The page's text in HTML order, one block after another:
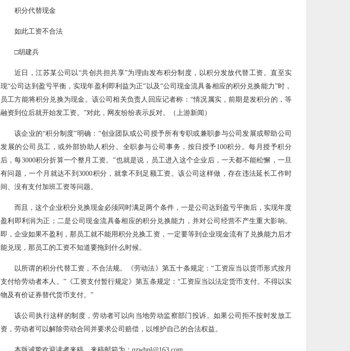
积分代替现金
如此工资不合法
□胡建兵
近日，江苏某公司以“共创共担共享”为理由发布积分制度，以积分发放代替工资。直至实
现“公司达到盈亏平衡，实现年盈利即利益为正”以及“公司现金流具备相应的积分兑换能力”时，
员工方能将积分兑换为现金。该公司相关负责人回应记者称：“情况属实，前期是发积分的，等
融资到位后就开始发工资。”对此，网友纷纷表示反对。（上游新闻）
该企业的“积分制度”明确：“创业团队或公司授予所有专职或兼职参与公司发展或帮助公司
发展的公司员工，或外部协助人积分。全职参与公司事务，按日授予100积分。每月授予积分
后，每3000积分折算一个整月工资。”也就是说，员工进入这个企业后，一天都不能松懈，一旦
有问题，一个月就达不到3000积分，就拿不到足额工资。该公司这样做，存在违法延长工作时
间、没有支付加班工资等问题。
而且，这个企业积分兑换现金必须同时满足两个条件，一是公司达到盈亏平衡后，实现年度
盈利即利润为正；二是公司现金流具备相应的积分兑换能力，并对公司经营不产生重大影响。
即，企业如果不盈利，那员工就不能用积分兑换工资，一定要等到企业现金流有了兑换能力后才
能兑现，那员工的工资不知道要拖到什么时候。
以所谓的积分代替工资，不合法规。《劳动法》第五十条规定：“工资应当以货币形式按月
支付给劳动者本人。”《工资支付暂行规定》第五条规定：“工资应当以法定货币支付。不得以实
物及有价证券替代货币支付。”
该公司执行这样的制度，劳动者可以向当地劳动监察部门投诉。如果公司拒不按时发放工
资，劳动者可以解除劳动合同并要求公司赔偿，以维护自己的合法权益。